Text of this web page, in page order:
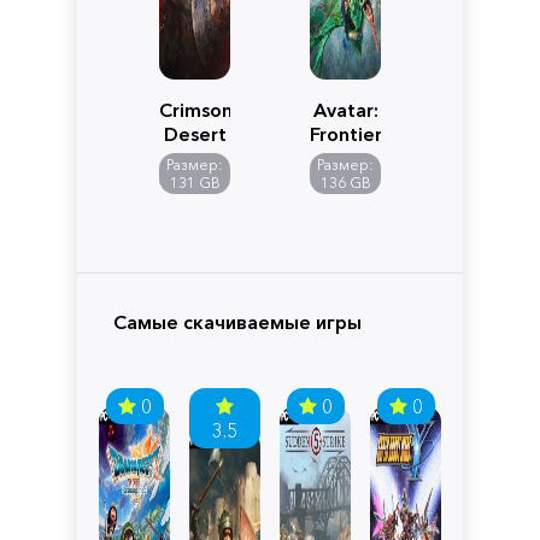
Crimson
Desert
Размер:
131 GB
Avatar:
Frontiers
of
Pandora
Размер:
136 GB
Самые скачиваемые игры
0
3.5
0 0